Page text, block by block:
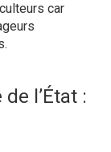
car
l’État :